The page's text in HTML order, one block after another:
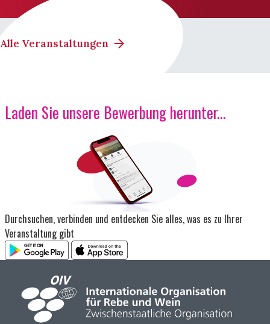
Alle Veranstaltungen
Laden Sie unsere Bewerbung herunter...
Durchsuchen, verbinden und entdecken Sie alles, was es zu Ihrer
Veranstaltung gibt